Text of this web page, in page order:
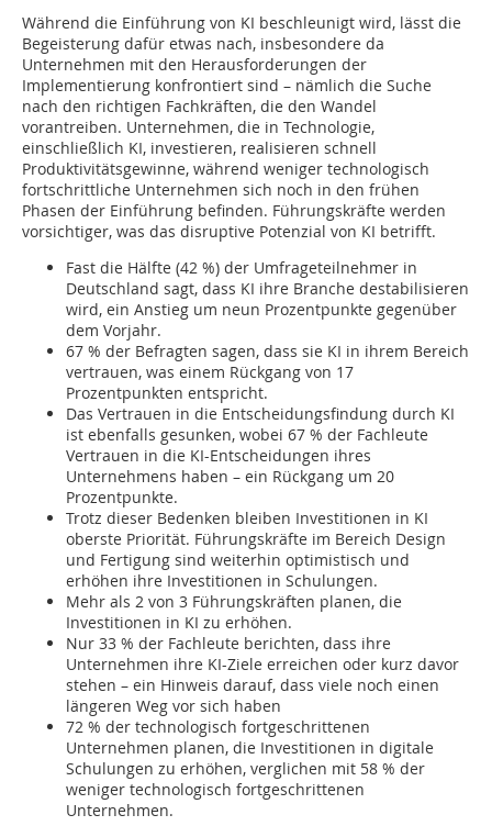
Während die Einführung von KI beschleunigt wird, lässt die
Begeisterung dafür etwas nach, insbesondere da
Unternehmen mit den Herausforderungen der
Implementierung konfrontiert sind – nämlich die Suche
nach den richtigen Fachkräften, die den Wandel
vorantreiben. Unternehmen, die in Technologie,
einschließlich KI, investieren, realisieren schnell
Produktivitätsgewinne, während weniger technologisch
fortschrittliche Unternehmen sich noch in den frühen
Phasen der Einführung befinden. Führungskräfte werden
vorsichtiger, was das disruptive Potenzial von KI betrifft.
Fast die Hälfte (42 %) der Umfrageteilnehmer in
Deutschland sagt, dass KI ihre Branche destabilisieren
wird, ein Anstieg um neun Prozentpunkte gegenüber
dem Vorjahr.
67 % der Befragten sagen, dass sie KI in ihrem Bereich
vertrauen, was einem Rückgang von 17
Prozentpunkten entspricht.
Das Vertrauen in die Entscheidungsfindung durch KI
ist ebenfalls gesunken, wobei 67 % der Fachleute
Vertrauen in die KI-Entscheidungen ihres
Unternehmens haben – ein Rückgang um 20
Prozentpunkte.
Trotz dieser Bedenken bleiben Investitionen in KI
oberste Priorität. Führungskräfte im Bereich Design
und Fertigung sind weiterhin optimistisch und
erhöhen ihre Investitionen in Schulungen.
Mehr als 2 von 3 Führungskräften planen, die
Investitionen in KI zu erhöhen.
Nur 33 % der Fachleute berichten, dass ihre
Unternehmen ihre KI-Ziele erreichen oder kurz davor
stehen – ein Hinweis darauf, dass viele noch einen
längeren Weg vor sich haben
72 % der technologisch fortgeschrittenen
Unternehmen planen, die Investitionen in digitale
Schulungen zu erhöhen, verglichen mit 58 % der
weniger technologisch fortgeschrittenen
Unternehmen.